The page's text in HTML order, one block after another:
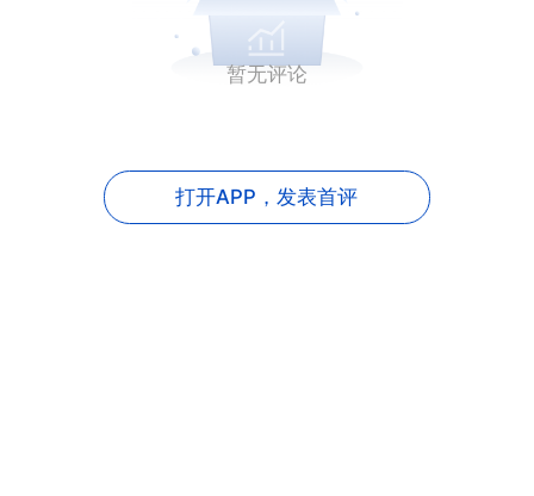
暂无评论
打开APP，发表首评